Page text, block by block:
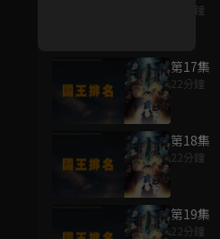
22分鐘
第17集
22分鐘
第18集
22分鐘
第19集
22分鐘